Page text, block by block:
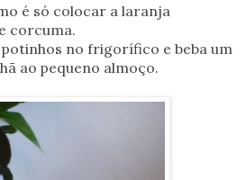
é só colocar a laranja
corcuma.
no frigorífico e beba um
ao pequeno almoço.